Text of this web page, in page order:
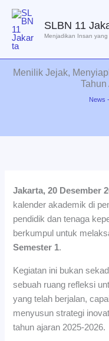
konten
SLBN 11
Menjadikan Insan
Menilik Jejak,
News
Jakarta, 20 Desember
kalender akademik di
pendidik dan tenaga
berkumpul untuk
Semester 1.
Kegiatan ini bukan
sebuah ruang refleksi
yang telah berjalan,
menyusun strategi
tahun ajaran 2025-2026.